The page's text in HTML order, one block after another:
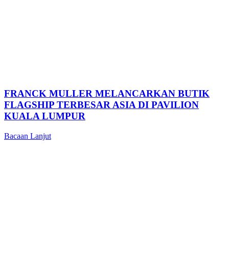
FRANCK MULLER MELANCARKAN BUTIK
FLAGSHIP TERBESAR ASIA DI PAVILION
KUALA LUMPUR
Bacaan Lanjut